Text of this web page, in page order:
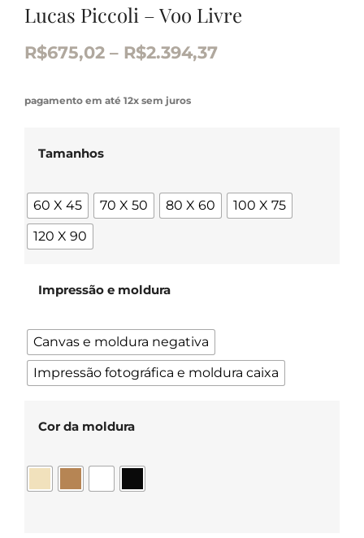
Lucas Piccoli – Voo Livre
R$675,02 – R$2.394,37
pagamento em até 12x sem juros
Tamanhos
60 X 45 70 X 50 80 X 60
100 X 75
120 X 90
Impressão e moldura
Canvas e moldura negativa
Impressão fotográfica e moldura caixa
Cor da moldura